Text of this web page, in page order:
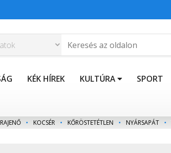
KÉK HÍREK KULTÚRA SPORT
• KOCSÉR • KŐRÖSTETÉTLEN • NYÁRSAPÁT •